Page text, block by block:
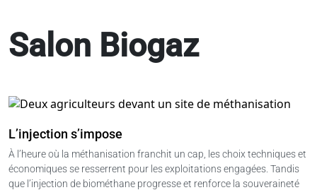
Salon Biogaz
L’injection s’impose
À l’heure où la méthanisation franchit un cap, les choix techniques et
économiques se resserrent pour les exploitations engagées. Tandis
que l’injection de biométhane progresse et renforce la souveraineté